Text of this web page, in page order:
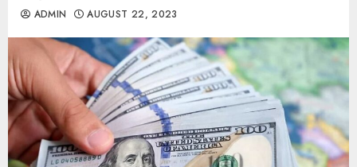
ADMIN AUGUST 22, 2023